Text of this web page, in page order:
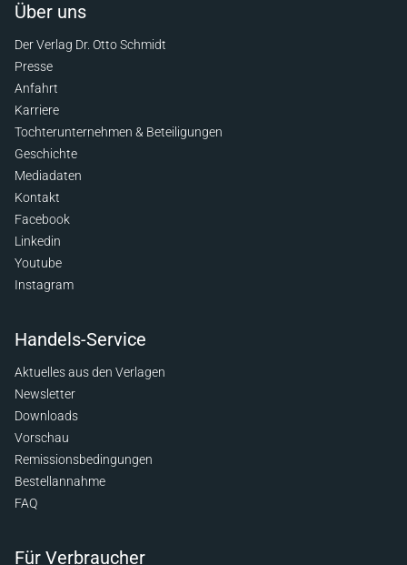
Über uns
Der Verlag Dr. Otto Schmidt
Presse
Anfahrt
Karriere
Tochterunternehmen & Beteiligungen
Geschichte
Mediadaten
Kontakt
Facebook
Linkedin
Youtube
Instagram
Handels-Service
Aktuelles aus den Verlagen
Newsletter
Downloads
Vorschau
Remissionsbedingungen
Bestellannahme
FAQ
Für Verbraucher